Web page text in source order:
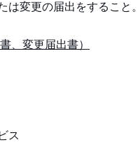
は変更の届出をすること。
、変更届出書）
ス